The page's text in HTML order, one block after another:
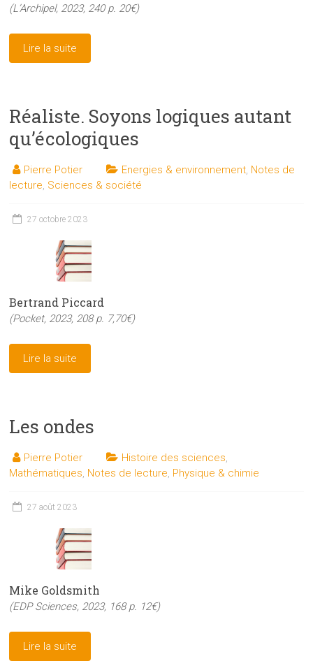
(L’Archipel, 2023, 240 p. 20€)
Lire la suite
Réaliste. Soyons logiques autant
qu’écologiques
Pierre Potier Energies & environnement, Notes de
lecture, Sciences & société
27 octobre 2023
Bertrand Piccard
(Pocket, 2023, 208 p. 7,70€)
Lire la suite
Les ondes
Pierre Potier Histoire des sciences,
Mathématiques, Notes de lecture, Physique & chimie
27 août 2023
Mike Goldsmith
(EDP Sciences, 2023, 168 p. 12€)
Lire la suite